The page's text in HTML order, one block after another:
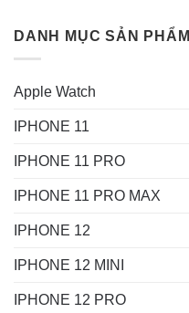
DANH MỤC SẢN PHẨM
Apple Watch
IPHONE 11
IPHONE 11 PRO
IPHONE 11 PRO MAX
IPHONE 12
IPHONE 12 MINI
IPHONE 12 PRO